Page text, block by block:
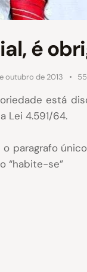
é
outubro de 2013
está
Lei 4.591/64.
paragrafo
“habite-se”